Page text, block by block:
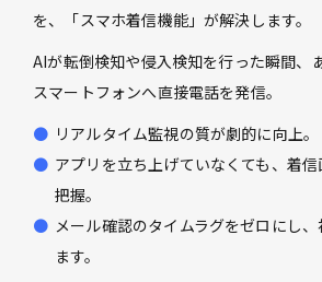
を、「スマホ着信機能」が解決します。
AIが転倒検知や侵入検知を行った瞬間、
スマートフォンへ直接電話を発信。
リアルタイム監視の質が劇的に向上。
アプリを立ち上げていなくても、着
把握。
メール確認のタイムラグをゼロにし
ます。